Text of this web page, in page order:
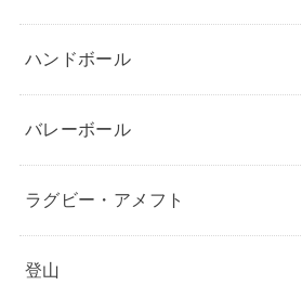
ハンドボール
バレーボール
ラグビー・アメフト
登山